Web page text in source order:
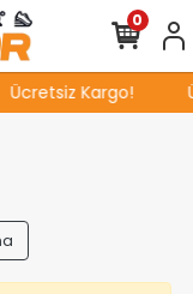
Ücretsiz Kargo!
0